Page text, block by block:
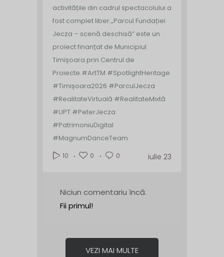
activitățile din cadrul spectacolului a
fost complet liber.„Parcul Fundației
Jecza – scenă deschisă” este un
proiect finanțat de Municipiul
Timișoara prin Centrul de
Proiecte.#ArtTM #SpotlightHeritage
#Timișoara2026 #ParculJecza
#RealitateVirtuală #RealitateMixtă
#UPT #PeterJecza
#PatrimoniuDigital
#MagnumDanceTeam
10
0 0 iulie 23
Niciun comentariu încă.
Fii primul!
VEZI MAI MULTE